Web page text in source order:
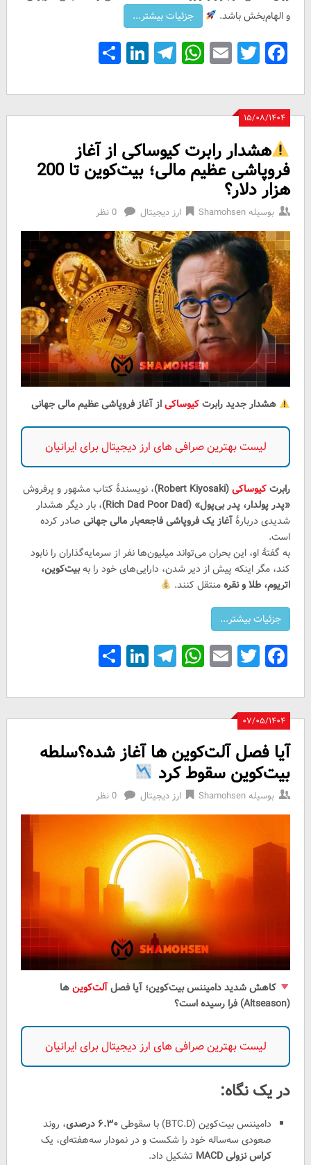
و الهام‌بخش باشد.
Facebook
Twitter
Email
WhatsApp
Telegram
LinkedIn
Share
۱۵/۰۸/۱۴۰۴
هشدار رابرت کیوساکی از آغاز
فروپاشی عظیم مالی؛ بیت‌کوین تا 200
هزار دلار؟
بوسیلهShamohsen ارز دیجیتال 0 نظر
هشدار جدید رابرتکیوساکیاز آغاز فروپاشی عظیم مالی جهانی
لیست بهترین صرافی های ارز دیجیتال برای ایرانیان
رابرتکیوساکی(Robert Kiyosaki)
، نویسندهٔ کتاب مشهور و پرفروش
«پدر پولدار، پدر بی‌پول» (Rich Dad Poor Dad)
، بار دیگر هشدار
شدیدی دربارهٔآغاز یک فروپاشی فاجعه‌بار مالی جهانیصادر کرده
است.
به گفتهٔ او، این بحران می‌تواند میلیون‌ها نفر از سرمایه‌گذاران را نابود
کند، مگر اینکه پیش از دیر شدن، دارایی‌های خود را بهبیت‌کوین،
اتریوم، طلا و نقرهمنتقل کنند.
Facebook
Twitter
Email
WhatsApp
Telegram
LinkedIn
Share
۰۷/۰۵/۱۴۰۴
آیا فصل آلت‌کوین‌ ها آغاز شده؟سلطه
بیت‌کوین سقوط کرد
بوسیلهShamohsen ارز دیجیتال 0 نظر
کاهش شدید دامیننس بیت‌کوین؛ آیا فصلآلت‌کوین‌ها
(Altseason) فرا رسیده است؟
لیست بهترین صرافی های ارز دیجیتال برای ایرانیان
در یک نگاه:
دامیننس بیت‌کوین (BTC.D) با سقوطی ۶.۳۰ درصدی
، روند
صعودی سه‌ساله خود را شکست و در نمودار سه‌هفته‌ای، یک
کراس نزولی MACD
تشکیل داد.